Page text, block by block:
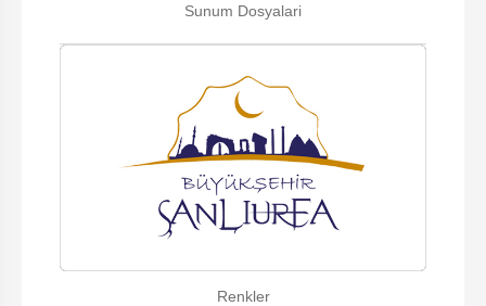
Sunum Dosyalari
Renkler